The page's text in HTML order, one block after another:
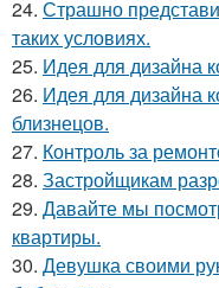
24. Страшно
таких условиях.
25. Идея для дизайна
26. Идея для дизайна
близнецов.
27. Контроль за
28. Застройщикам
29. Давайте мы
квартиры.
30. Девушка своими